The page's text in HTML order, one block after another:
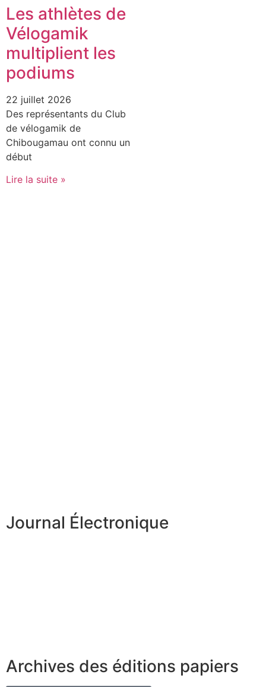
Les athlètes de
Vélogamik
multiplient les
podiums
22 juillet 2026
Des représentants du Club
de vélogamik de
Chibougamau ont connu un
début
Lire la suite »
Journal Électronique
Archives des éditions papiers